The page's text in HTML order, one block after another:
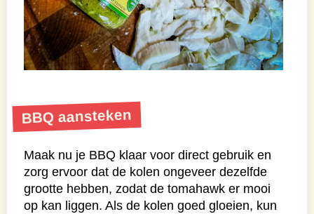
BBQ aansteken
Maak nu je BBQ klaar voor direct gebruik en
zorg ervoor dat de kolen ongeveer dezelfde
grootte hebben, zodat de tomahawk er mooi
op kan liggen. Als de kolen goed gloeien, kun